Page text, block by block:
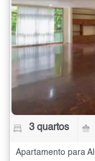
3 quartos